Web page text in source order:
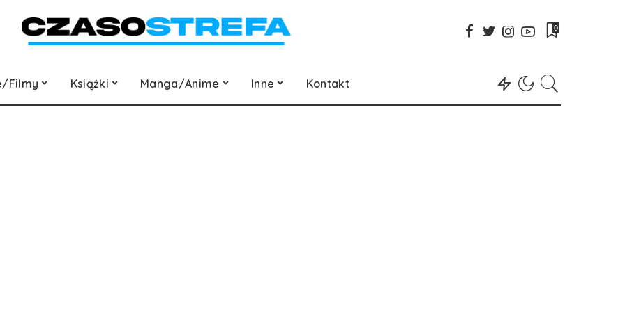
0
Filmy Książki Manga/Anime Inne Kontakt